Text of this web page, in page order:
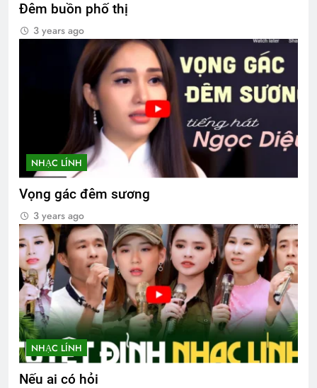
Đêm buồn phố thị
3 years ago
NHẠC LÍNH
Vọng gác đêm sương
3 years ago
NHẠC LÍNH
Nếu ai có hỏi